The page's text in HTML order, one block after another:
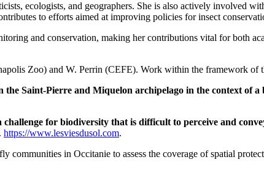
ecologists, and geographers. She is also actively involved
to efforts aimed at improving policies for insect
and conservation, making her contributions vital for both
Zoo) and W. Perrin (CEFE). Work within the framework of
Saint-Pierre and Miquelon archipelago in the context of a
for biodiversity that is difficult to perceive and
https://www.lesviesdusol.com.
in Occitanie to assess the coverage of spatial